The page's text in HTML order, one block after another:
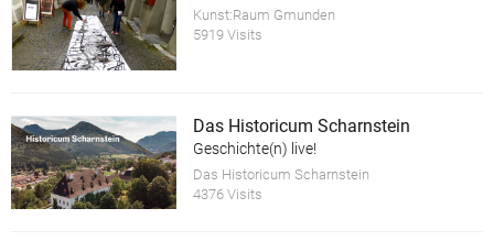
Kunst:Raum Gmunden
5919 Visits
Das Historicum Scharnstein
Geschichte(n) live!
Das Historicum Scharnstein
4376 Visits